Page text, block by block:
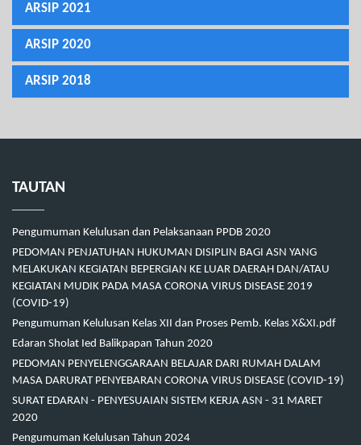
ARSIP 2021
ARSIP 2020
ARSIP 2018
TAUTAN
Pengumuman Kelulusan dan Pelaksanaan PPDB 2020
PEDOMAN PENJATUHAN HUKUMAN DISIPLIN BAGI ASN YANG
MELAKUKAN KEGIATAN BEPERGIAN KE LUAR DAERAH DAN/ATAU
KEGIATAN MUDIK PADA MASA CORONA VIRUS DISEASE 2019
(COVID-19)
Pengumuman Kelulusan Kelas XII dan Proses Pemb. Kelas X&XI.pdf
Edaran Sholat Ied Balikpapan Tahun 2020
PEDOMAN PENYELENGGARAAN BELAJAR DARI RUMAH DALAM
MASA DARURAT PENYEBARAN CORONA VIRUS DISEASE (COVID-19)
SURAT EDARAN - PENYESUAIAN SISTEM KERJA ASN - 31 MARET
2020
Pengumuman Kelulusan Tahun 2024